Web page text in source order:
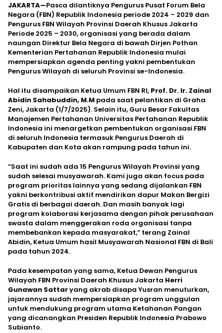
JAKARTA—Pasca dilantiknya Pengurus Pusat Forum Bela
Negara (FBN) Republik Indonesia periode 2024 – 2029 dan
Pengurus FBN Wilayah Provinsi Daerah Khusus Jakarta
Periode 2025 – 2030, organisasi yang berada dalam
naungan Direktur Bela Negara di bawah Dirjen Pothan
Kementerian Pertahanan Republik Indonesia mulai
mempersiapkan agenda penting yakni pembentukan
Pengurus Wilayah di seluruh Provinsi se-Indonesia.
Hal itu disampaikan Ketua Umum FBN RI, Prof. Dr. Ir. Zainal
Abidin Sahabuddin, M.M pada saat pelantikan di Graha
Zeni, Jakarta (1/7/2025). Selain itu, Guru Besar Fakultas
Manajemen Pertahanan Universitas Pertahanan Republik
Indonesia ini menargetkan pembentukan organisasi FBN
di seluruh Indonesia termasuk Pengurus Daerah di
Kabupaten dan Kota akan rampung pada tahun ini.
“Saat ini sudah ada 15 Pengurus Wilayah Provinsi yang
sudah selesai musyawarah. Kami juga akan focus pada
program prioritas lainnya yang sedang dijalankan FBN
yakni berkontribusi aktif mendirikan dapur Makan Bergizi
Gratis di berbagai daerah. Dan masih banyak lagi
program kolaborasi kerjasama dengan pihak perusahaan
swasta dalam menggerakan roda organisasi tanpa
membebankan kepada masyarakat,” terang Zainal
Abidin, Ketua Umum hasil Musyawarah Nasional FBN di Bali
pada tahun 2024.
Pada kesempatan yang sama, Ketua Dewan Pengurus
Wilayah FBN Provinsi Daerah Khusus Jakarta Herri
Gunawan Sattaryang akrab disapa Yusran menuturkan,
jajarannya sudah mempersiapkan program unggulan
untuk mendukung program utama Ketahanan Pangan
yang dicanangkan Presiden Republik Indonesia Prabowo
Subianto.